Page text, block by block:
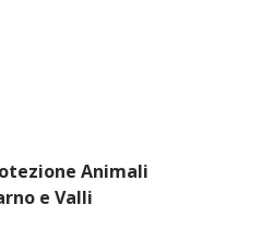
Animali
e Valli